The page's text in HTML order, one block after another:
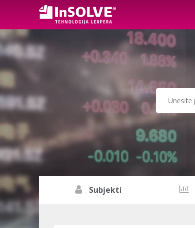
Subjekti